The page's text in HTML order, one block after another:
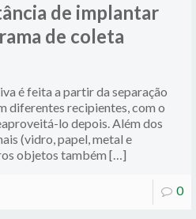
de implantar
de coleta
é feita a partir da separação
diferentes recipientes, com o
lo depois. Além dos
(vidro, papel, metal e
objetos também […]
0